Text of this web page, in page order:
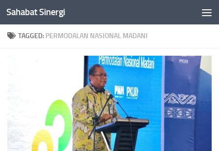
Skip to content
Sahabat Sinergi
TAGGED: PERMODALAN NASIONAL MADANI